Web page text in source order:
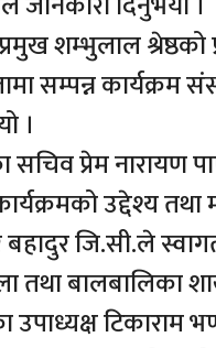
शम्भुलाल
सम्पन्न कार्यक्रम
।
प्रेम नारायण
उद्देश्य तथा
बहादुर जि.सी.ले
तथा बालबालिका
टिकाराम